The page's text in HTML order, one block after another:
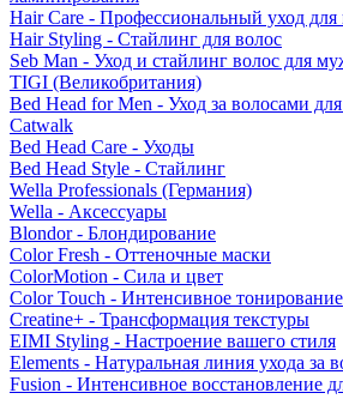
Hair Care - Профессиональный уход для
Hair Styling - Стайлинг для волос
Seb Man - Уход и стайлинг волос для
TIGI (Великобритания)
Bed Head for Men - Уход за волосами
Catwalk
Bed Head Care - Уходы
Bed Head Style - Стайлинг
Wella Professionals (Германия)
Wella - Аксессуары
Blondor - Блондирование
Color Fresh - Оттеночные маски
ColorMotion - Сила и цвет
Color Touch - Интенсивное тонирование
Creatine+ - Трансформация текстуры
EIMI Styling - Настроение вашего стиля
Elements - Натуральная линия ухода за
Fusion - Интенсивное восстановление